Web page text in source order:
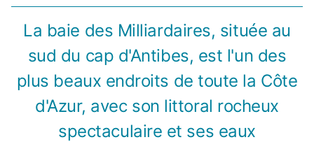
La baie des Milliardaires, située au
sud du cap d'Antibes, est l'un des
plus beaux endroits de toute la Côte
d'Azur, avec son littoral rocheux
spectaculaire et ses eaux